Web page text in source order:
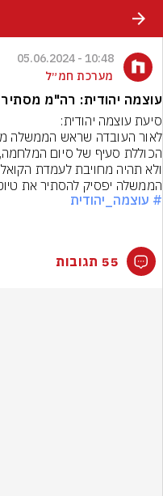
10:48 - 05.06.2024
מערכת חמ״ל
עוצמה יהודית: רה"מ
הממשלה יפסיק להסתיר את
# עוצמה_יהודית
55 תגובות